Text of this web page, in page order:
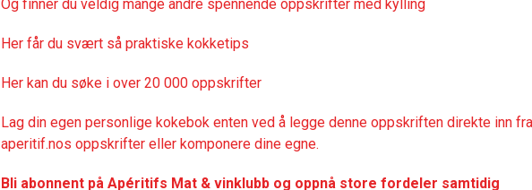
Og finner du veldig mange andre spennende oppskrifter med kylling
Her får du svært så praktiske kokketips
Her kan du søke i over 20 000 oppskrifter
Lag din egen personlige kokebok enten ved å legge denne oppskriften direkte inn fra
aperitif.nos oppskrifter eller komponere dine egne.
Bli abonnent på Apéritifs Mat & vinklubb og oppnå store fordeler samtidig